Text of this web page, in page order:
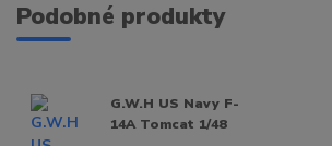
Podobné produkty
G.W.H US Navy F-
14A Tomcat 1/48